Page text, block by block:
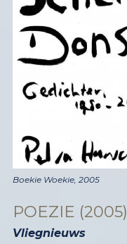
Boekie Woekie, 2005
POEZIE (2005)
Vliegnieuws